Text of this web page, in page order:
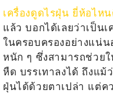
เครื่องดูดไรฝุ่น ยี่ห้อไห
แล้ว บอกได้เลยว่าเป็น
ในครอบครองอย่างแน่
หนัก ๆ ซึ่งสามารถช่วย
หืด บรรเทาลงได้ ถึงแม้
ฝุ่นได้ด้วยตาเปล่า แต่ค